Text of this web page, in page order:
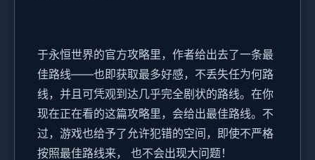
于永恒世界的官方攻略里，作者给出去了一条最
佳路线——也即获取最多好感，不丢失任为何路
线，并且可凭观到达几乎完全剧状的路线。在你
现在正在看的这篇攻略里，会给出最佳路线。不
过，游戏也给予了允许犯错的空间，即使不严格
按照最佳路线来， 也不会出现大问题！